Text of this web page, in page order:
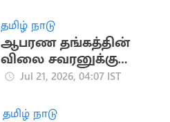
தமிழ் நாடு
ஆபரண தங்கத்தின்
விலை சவரனுக்கு
ரூ.560 உயர்ந்து
Jul 21, 2026, 04:07 IST
தமிழ் நாடு